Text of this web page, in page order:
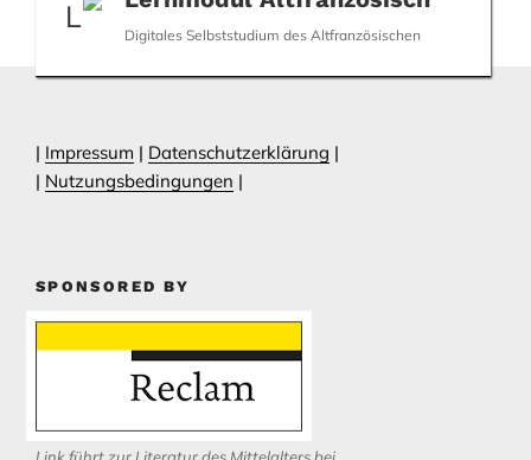
Digitales Selbststudium des Altfranzösischen
| Impressum | Datenschutzerklärung |
| Nutzungsbedingungen |
SPONSORED BY
Link führt zur Literatur des Mittelalters bei